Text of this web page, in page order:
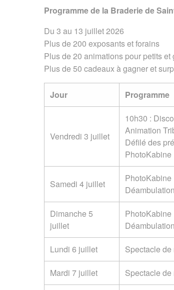
Programme de la Braderie de
Du 3 au 13 juillet 2026
Plus de 200 exposants et forains
Plus de 20 animations pour petits et
Plus de 50 cadeaux à gagner et
Jour Programme
Vendredi 3 juillet
10h30 :
Animation
Défilé des
PhotoKabine
Samedi 4 juillet
PhotoKabine
Dimanche 5
juillet
PhotoKabine
Lundi 6 juillet Spectacle
Mardi 7 juillet Spectacle